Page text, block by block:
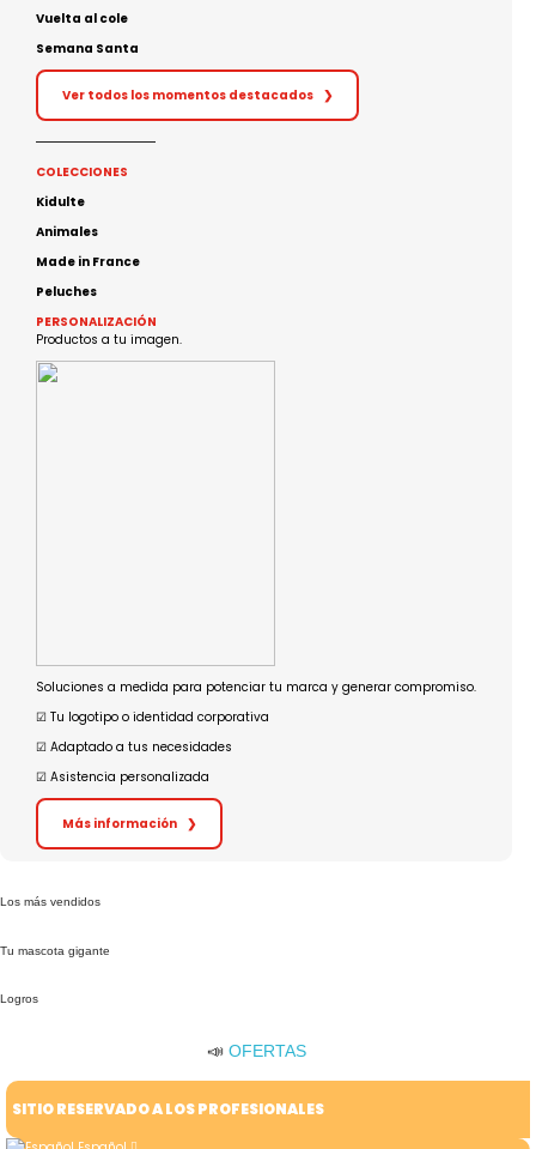
Vuelta al cole
Semana Santa
Ver todos los momentos destacados ❯
COLECCIONES
Kidulte
Animales
Made in France
Peluches
PERSONALIZACIÓN
Productos a tu imagen.
Soluciones a medida para potenciar tu marca y generar compromiso.
☑︎ Tu logotipo o identidad corporativa
☑︎ Adaptado a tus necesidades
☑︎ Asistencia personalizada
Más información ❯
Los más vendidos
Tu mascota gigante
Logros
📣 OFERTAS
SITIO RESERVADO A LOS PROFESIONALES